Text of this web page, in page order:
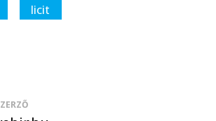
licit